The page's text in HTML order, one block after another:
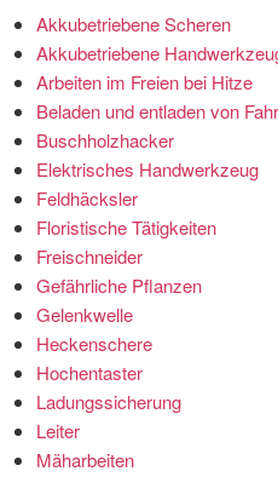
Akkubetriebene Scheren
Akkubetriebene
Arbeiten im Freien bei Hitze
Beladen und entladen von
Buschholzhacker
Elektrisches Handwerkzeug
Feldhäcksler
Floristische Tätigkeiten
Freischneider
Gefährliche Pflanzen
Gelenkwelle
Heckenschere
Hochentaster
Ladungssicherung
Leiter
Mäharbeiten